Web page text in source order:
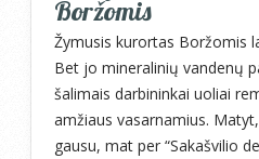
Boržomis
Žymusis kurortas Boržomis
Bet jo mineralinių vandenų
šalimais darbininkai uoliai
amžiaus vasarnamius.
gausu, mat per “Sakašvilio